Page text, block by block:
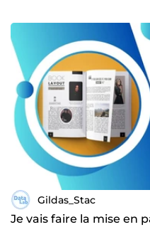
Gildas_Stac
Je vais faire la mise en